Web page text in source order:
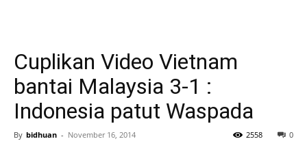
Cuplikan Video Vietnam
bantai Malaysia 3-1 :
Indonesia patut Waspada
By bidhuan - November 16, 2014 0
2558